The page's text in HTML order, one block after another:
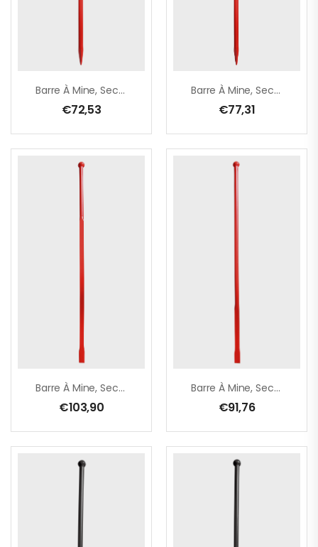
Barre À Mine, Section Ronde Ø 28 Mm – Boule/pointe – 1200 Mm
€72,53
Barre À Mine, Section Ronde Ø 28 Mm – Boule/pointe – 1400 Mm
€77,31
Barre À Mine, Section Ronde Ø 28 Mm – Forme Carré + Burin – 1400/1000 Mm
€103,90
Barre À Mine, Section Ronde Ø 28 Mm – Forme Carré + Burin – 1400/400 Mm
€91,76